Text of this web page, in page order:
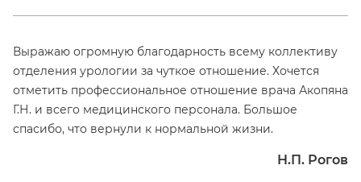
Выражаю огромную благодарность всему коллективу
отделения урологии за чуткое отношение. Хочется
отметить профессиональное отношение врача Акопяна
Г.Н. и всего медицинского персонала. Большое
спасибо, что вернули к нормальной жизни.
Н.П. Рогов